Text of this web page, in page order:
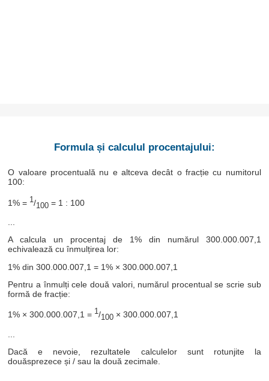
Formula și calculul procentajului:
O valoare procentuală nu e altceva decât o fracție cu numitorul
100:
1% = 1/100 = 1 : 100
...
A calcula un procentaj de 1% din numărul 300.000.007,1
echivalează cu înmulțirea lor:
1% din 300.000.007,1 = 1% × 300.000.007,1
Pentru a înmulți cele două valori, numărul procentual se scrie sub
formă de fracție:
1% × 300.000.007,1 = 1 /100 × 300.000.007,1
Dacă e nevoie, rezultatele calculelor sunt rotunjite la
douăsprezece și / sau la două zecimale.